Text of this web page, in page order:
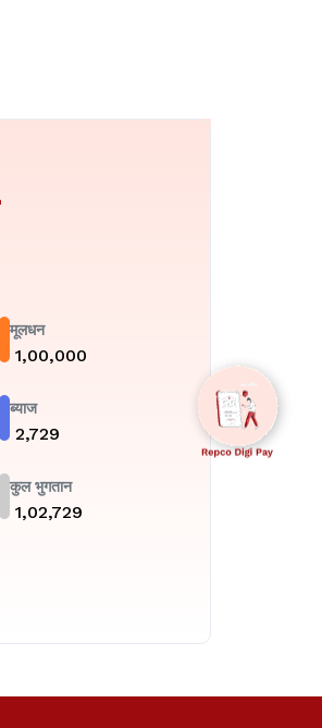
मूलधन
₹1,00,000
ब्याज
₹2,729
कुल भुगतान
₹1,02,729